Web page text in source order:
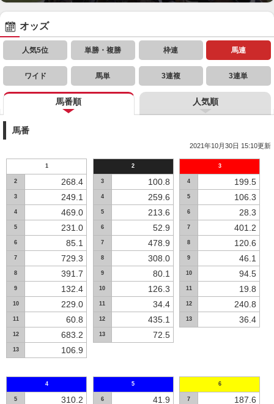
オッズ
人気5位 単勝・複勝 枠連 馬連
ワイド 馬単 3連複 3連単
馬番順 人気順
馬番
2021年10月30日 15:10更新
1
2 268.4
3 249.1
4 469.0
5 231.0
6 85.1
7 729.3
8 391.7
9 132.4
10 229.0
11 60.8
12 683.2
13 106.9
2
3 100.8
4 259.6
5 213.6
6 52.9
7 478.9
8 308.0
9 80.1
10 126.3
11 34.4
12 435.1
13 72.5
3
4 199.5
5 106.3
6 28.3
7 401.2
8 120.6
9 46.1
10 94.5
11 19.8
12 240.8
13 36.4
4
5 310.2
5
6 41.9
6
7 187.6